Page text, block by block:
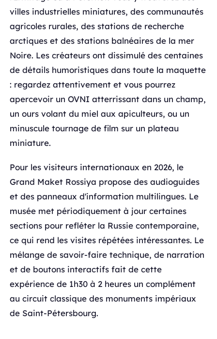
villes industrielles miniatures, des communautés
agricoles rurales, des stations de recherche
arctiques et des stations balnéaires de la mer
Noire. Les créateurs ont dissimulé des centaines
de détails humoristiques dans toute la maquette
: regardez attentivement et vous pourrez
apercevoir un OVNI atterrissant dans un champ,
un ours volant du miel aux apiculteurs, ou un
minuscule tournage de film sur un plateau
miniature.
Pour les visiteurs internationaux en 2026, le
Grand Maket Rossiya propose des audioguides
et des panneaux d'information multilingues. Le
musée met périodiquement à jour certaines
sections pour refléter la Russie contemporaine,
ce qui rend les visites répétées intéressantes. Le
mélange de savoir-faire technique, de narration
et de boutons interactifs fait de cette
expérience de 1h30 à 2 heures un complément
au circuit classique des monuments impériaux
de Saint-Pétersbourg.